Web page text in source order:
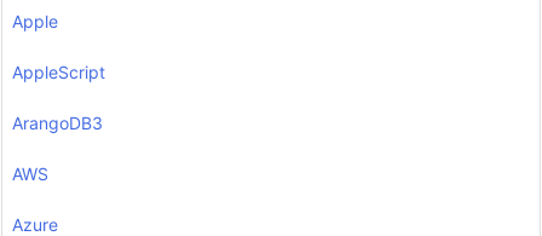
Apple
AppleScript
ArangoDB3
AWS
Azure